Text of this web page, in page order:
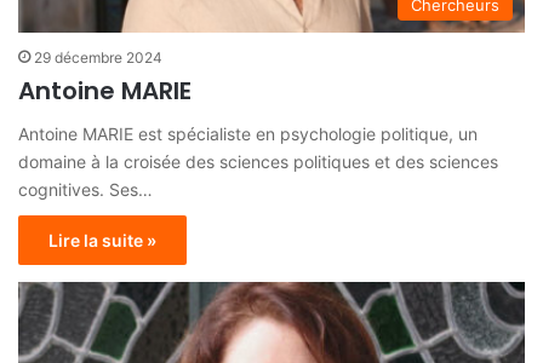
Chercheurs
29 décembre 2024
Antoine MARIE
Antoine MARIE est spécialiste en psychologie politique, un
domaine à la croisée des sciences politiques et des sciences
cognitives. Ses…
Lire la suite »